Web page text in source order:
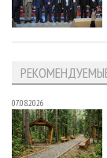
07.08.2026